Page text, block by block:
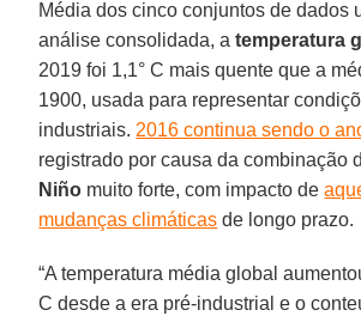
Média dos cinco conjuntos de dados
análise consolidada, atemperatura
2019 foi 1,1° C mais quente que a
1900, usada para representar
industriais. 2016 continua sendo o
registrado por causa da combinação
Niño muito forte, com impacto de
mudanças climáticas de longo prazo.
“A temperatura média global
C desde a era pré-industrial e o